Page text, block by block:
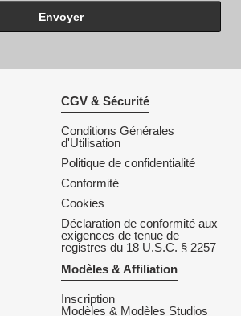
Envoyer
CGV & Sécurité
Conditions Générales
d'Utilisation
Politique de confidentialité
Conformité
Cookies
Déclaration de conformité aux
exigences de tenue de
registres du 18 U.S.C. § 2257
Modèles & Affiliation
Inscription
Modèles & Modèles Studios